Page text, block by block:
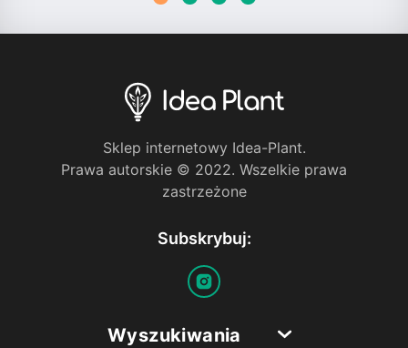
Sklep internetowy Idea-Plant.
Prawa autorskie © 2022. Wszelkie prawa
zastrzeżone
Subskrybuj:
Wyszukiwania